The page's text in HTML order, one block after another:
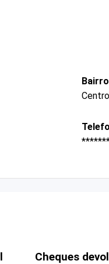
Bairro
Centro
Cheques